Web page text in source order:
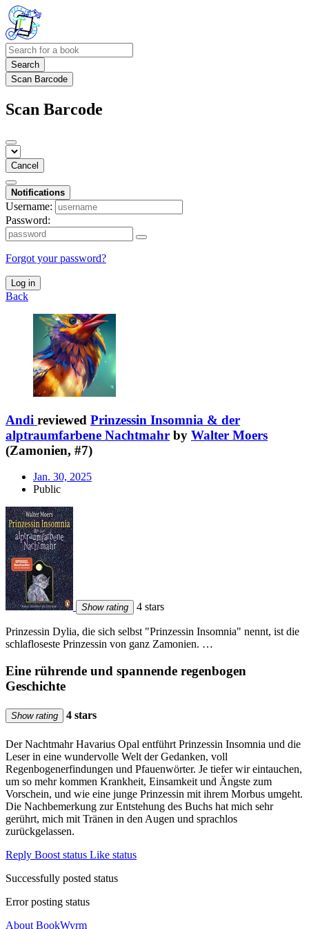
Search
Scan Barcode
Scan Barcode
Cancel
Notifications
Username:
Password:
Forgot your password?
Log in
Back
Andi reviewed Prinzessin Insomnia & der
alptraumfarbene Nachtmahr by Walter Moers
(Zamonien, #7)
Jan. 30, 2025
Public
Show rating 4 stars
Prinzessin Dylia, die sich selbst "Prinzessin Insomnia" nennt, ist die
schlafloseste Prinzessin von ganz Zamonien. …
Eine rührende und spannende regenbogen
Geschichte
Show rating 4 stars
Der Nachtmahr Havarius Opal entführt Prinzessin Insomnia und die
Leser in eine wundervolle Welt der Gedanken, voll
Regenbogenerfindungen und Pfauenwörter. Je tiefer wir eintauchen,
um so mehr kommen Krankheit, Einsamkeit und Ängste zum
Vorschein, und wie eine junge Prinzessin mit ihrem Morbus umgeht.
Die Nachbemerkung zur Entstehung des Buchs hat mich sehr
gerührt, mich mit Tränen in den Augen und sprachlos
zurückgelassen.
Reply Boost status Like status
Successfully posted status
Error posting status
About BookWyrm